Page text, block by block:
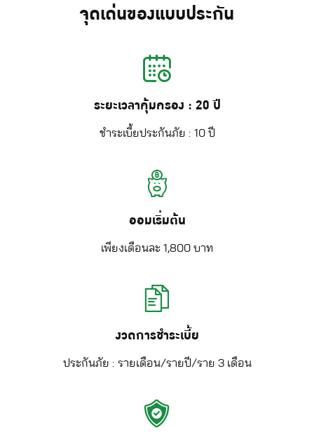
จุดเด่นของแบบประกัน
ระยะเวลาคุ้มครอง : 20 ปี
ชำระเบี้ยประกันภัย : 10 ปี
ออมเริ่มต้น
เพียงเดือนละ 1,800 บาท
งวดการชำระเบี้ย
ประกันภัย : รายเดือน/รายปี/ราย 3 เดือน